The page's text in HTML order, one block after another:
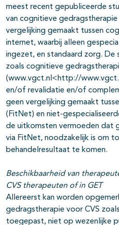
meest recent gepubliceerde
van cognitieve
vergelijking gemaakt tussen
internet, waarbij alleen
ingezet, en standaard zorg. De
zoals cognitieve
(www.vgct.nl<http://
en/of revalidatie en/of
geen vergelijking gemaakt
(FitNet) en niet-
de uitkomsten vermoeden dat
via FitNet, noodzakelijk is om
behandelresultaat te komen.
Beschikbaarheid van
CVS therapeuten of in GET
Allereerst kan worden
gedragstherapie voor CVS
toegepast, niet op wezenlijke